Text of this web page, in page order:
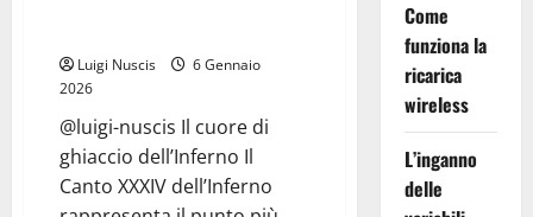
Luigi Nuscis
6 Gennaio
2026
@luigi-nuscis Il cuore di
ghiaccio dell’Inferno Il
Canto XXXIV dell’Inferno
Come
funziona la
ricarica
wireless
L’inganno
delle